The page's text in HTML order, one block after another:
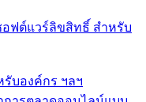
บองค์กร ฯลฯ